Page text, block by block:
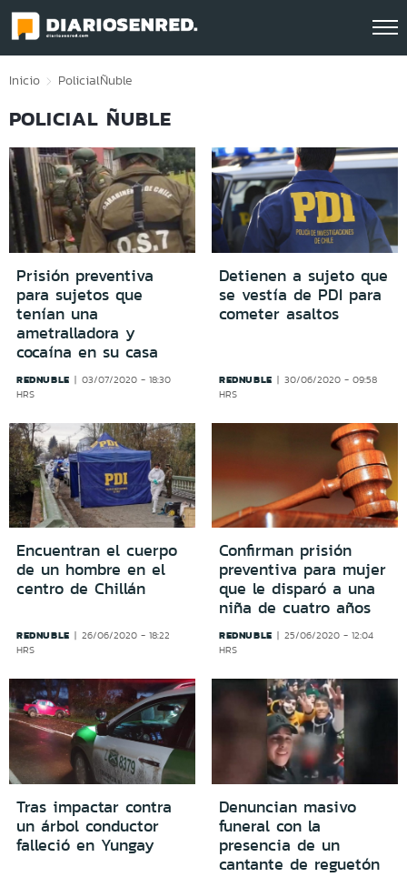
Click acá para ir directamente al contenido
Inicio PolicialÑuble
POLICIAL ÑUBLE
Prisión preventiva
para sujetos que
tenían una
ametralladora y
cocaína en su casa
REDNUBLE
03/07/2020 - 18:30
HRS
Detienen a sujeto que
se vestía de PDI para
cometer asaltos
REDNUBLE
30/06/2020 - 09:58
HRS
Encuentran el cuerpo
de un hombre en el
centro de Chillán
REDNUBLE
26/06/2020 - 18:22
HRS
Confirman prisión
preventiva para mujer
que le disparó a una
niña de cuatro años
REDNUBLE
25/06/2020 - 12:04
HRS
Tras impactar contra
un árbol conductor
falleció en Yungay
Denuncian masivo
funeral con la
presencia de un
cantante de reguetón